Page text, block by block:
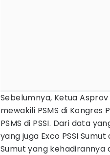
Sebelumnya, Ketua
mewakili PSMS di Kongres
PSMS di PSSI. Dari data
yang juga Exco PSSI
Sumut yang kehadirannya